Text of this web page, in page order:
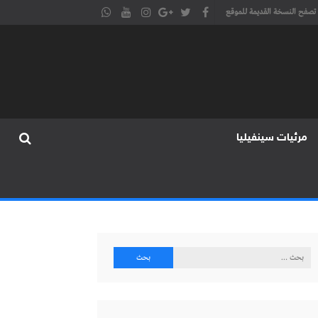
تصفح النسخة القديمة للموقع
مرئيات سينفيليا
البحث